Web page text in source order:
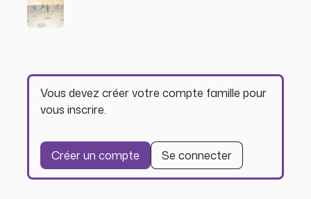
Vous devez créer votre compte famille pour
vous inscrire.
Créer un compte Se connecter